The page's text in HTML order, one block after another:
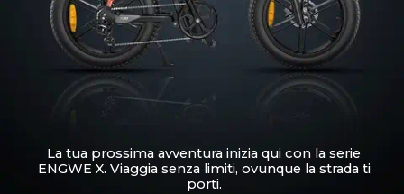
La tua prossima avventura inizia qui con la serie
ENGWE X. Viaggia senza limiti, ovunque la strada ti
porti.